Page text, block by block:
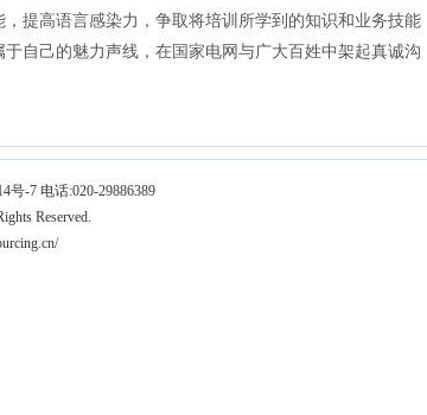
提高语言感染力，争取将培训所学到的知识和业务技能
自己的魅力声线，在国家电网与广大百姓中架起真诚沟
-7 电话:020-29886389
Reserved.